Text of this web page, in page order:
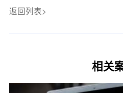
返回列表>
相关